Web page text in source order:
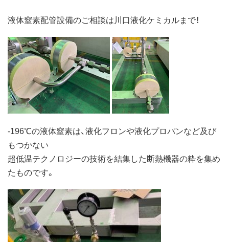
液体窒素配管設備のご相談は川口液化ケミカルまで！
-196℃の液体窒素は、液化フロンや液化プロパンなど及び
もつかない
超低温テクノロジーの技術を結集した断熱機器の粋を集め
たものです。